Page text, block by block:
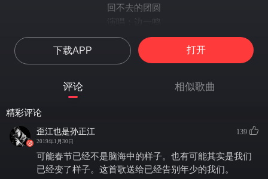
回不去的团圆
演唱：边一鸣
词：歪江/聂俊
曲：歪江
录音：歪江
依旧习惯在门框贴上春联
一句“保重身体”满带亏欠
还是每年今日电视上面熟悉的脸
欢声笑语烘托尴尬的房间
下载APP 打开
评论 相似歌曲
精彩评论
歪江也是孙正江
2019年1月30日
139
可能春节已经不是脑海中的样子。也有可能其实是我们
已经变了样子。这首歌送给已经告别年少的我们。